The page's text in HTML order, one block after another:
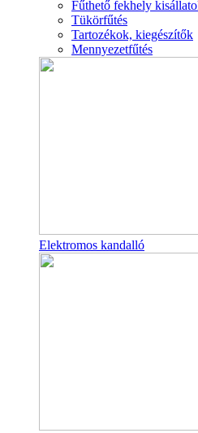
Fűthető fekhely
Tükörfűtés
Tartozékok, kiegészítők
Mennyezetfűtés
Elektromos kandalló